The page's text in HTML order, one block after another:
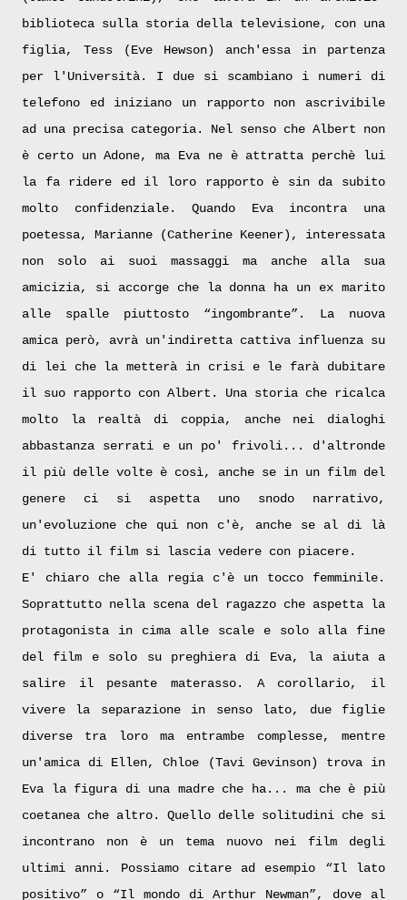
biblioteca sulla storia della televisione, con una
figlia, Tess (Eve Hewson) anch'essa in partenza
per l'Università. I due si scambiano i numeri di
telefono ed iniziano un rapporto non ascrivibile
ad una precisa categoria. Nel senso che Albert non
è certo un Adone, ma Eva ne è attratta perchè lui
la fa ridere ed il loro rapporto è sin da subito
molto confidenziale. Quando Eva incontra una
poetessa, Marianne (Catherine Keener), interessata
non solo ai suoi massaggi ma anche alla sua
amicizia, si accorge che la donna ha un ex marito
alle spalle piuttosto “ingombrante”. La nuova
amica però, avrà un'indiretta cattiva influenza su
di lei che la metterà in crisi e le farà dubitare
il suo rapporto con Albert. Una storia che ricalca
molto la realtà di coppia, anche nei dialoghi
abbastanza serrati e un po' frivoli... d'altronde
il più delle volte è così, anche se in un film del
genere ci si aspetta uno snodo narrativo,
un'evoluzione che qui non c'è, anche se al di là
di tutto il film si lascia vedere con piacere.
E' chiaro che alla regia c'è un tocco femminile.
Soprattutto nella scena del ragazzo che aspetta la
protagonista in cima alle scale e solo alla fine
del film e solo su preghiera di Eva, la aiuta a
salire il pesante materasso. A corollario, il
vivere la separazione in senso lato, due figlie
diverse tra loro ma entrambe complesse, mentre
un'amica di Ellen, Chloe (Tavi Gevinson) trova in
Eva la figura di una madre che ha... ma che è più
coetanea che altro. Quello delle solitudini che si
incontrano non è un tema nuovo nei film degli
ultimi anni. Possiamo citare ad esempio “Il lato
positivo” o “Il mondo di Arthur Newman”, dove al